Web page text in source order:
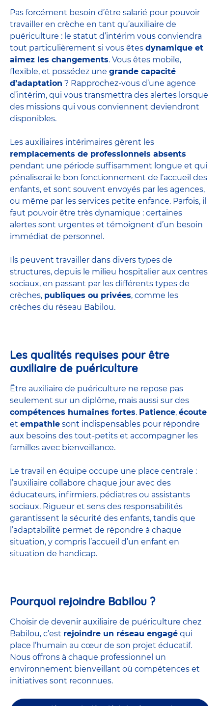
Pas forcément besoin d’être salarié pour pouvoir
travailler en crèche en tant qu’auxiliaire de
puériculture : le statut d’intérim vous conviendra
tout particulièrement si vous êtes dynamique et
aimez les changements. Vous êtes mobile,
flexible, et possédez une grande capacité
d’adaptation ? Rapprochez-vous d’une agence
d’intérim, qui vous transmettra des alertes lorsque
des missions qui vous conviennent deviendront
disponibles.
Les auxiliaires intérimaires gèrent les
remplacements de professionnels absents
pendant une période suffisamment longue et qui
pénaliserai le bon fonctionnement de l’accueil des
enfants, et sont souvent envoyés par les agences,
ou même par les services petite enfance. Parfois, il
faut pouvoir être très dynamique : certaines
alertes sont urgentes et témoignent d’un besoin
immédiat de personnel.
Ils peuvent travailler dans divers types de
structures, depuis le milieu hospitalier aux centres
sociaux, en passant par les différents types de
crèches, publiques ou privées, comme les
crèches du réseau Babilou.
Les qualités requises pour être
auxiliaire de puériculture
Être auxiliaire de puériculture ne repose pas
seulement sur un diplôme, mais aussi sur des
compétences humaines fortes. Patience, écoute
et empathie sont indispensables pour répondre
aux besoins des tout-petits et accompagner les
familles avec bienveillance.
Le travail en équipe occupe une place centrale :
l’auxiliaire collabore chaque jour avec des
éducateurs, infirmiers, pédiatres ou assistants
sociaux. Rigueur et sens des responsabilités
garantissent la sécurité des enfants, tandis que
l’adaptabilité permet de répondre à chaque
situation, y compris l’accueil d’un enfant en
situation de handicap.
Pourquoi rejoindre Babilou ?
Choisir de devenir auxiliaire de puériculture chez
Babilou, c’est rejoindre un réseau engagé qui
place l’humain au cœur de son projet éducatif.
Nous offrons à chaque professionnel un
environnement bienveillant où compétences et
initiatives sont reconnues.